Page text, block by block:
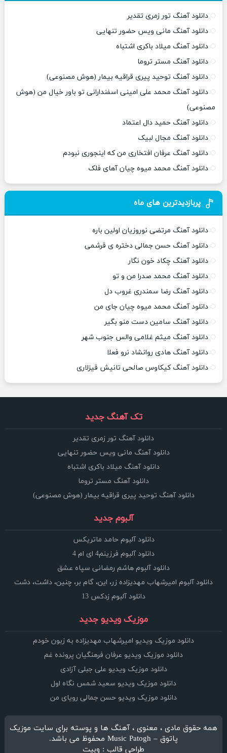
دانلود آهنگ تور زمری تقدیر
دانلود آهنگ مانی ویس حضور تنهایی
دانلود آهنگ میلاد باکری اشتباه
دانلود آهنگ مستر تروما
دانلود آهنگ توحید پیری قراقیه بیمار (هوش مصنوعی)
دانلود آهنگ محمد علی امینی اسفندارانی تو باور خیال من (هوش
مصنوعی)
دانلود آهنگ حمید دال اعتماد
دانلود آهنگ مجال لبیک
دانلود آهنگ عرفان افتخاری من که اینجوری نبودم
دانلود آهنگ محمد میوه چیان آهای فلک
پربازدیدترین های ماه
دانلود آهنگ مرتضی نوروزیان اولین باره
دانلود آهنگ حسن جمالی دختره ی قرشمی
دانلود آهنگ چکاد خون نگار
دانلود آهنگ محمد صدرا من و تو
دانلود آهنگ رضا سمندری غروب دل
دانلود آهنگ محمد میوه چیان جای من
دانلود آهنگ سامین دست منو بگیر
دانلود آهنگ میثم غلامی والس جنوب شهر
دانلود آهنگ هادی روانشاد نرو فعلا
دانلود آهنگ کیکاوس صالحی تانیش قیزلاری
تک آهنگ جدید
دانلود آهنگ تور زمری تقدیر
دانلود آهنگ مانی ویس حضور تنهایی
دانلود آهنگ میلاد باکری اشتباه
دانلود آهنگ مستر تروما
دانلود آهنگ توحید پیری قراقیه بیمار (هوش مصنوعی)
آلبوم جدید
دانلود آلبوم حامد ماتریکس
دانلود آلبوم فرزینم4 ای ام 4
دانلود آلبوم هاشم رمضانی سپاه عشق
دانلود آلبوم امیرشهاب مهدیزاده زر، این، گام بر، چنین، داشت، دشت
دانلود آلبوم زدکس 13
موزیک ویدیو جدید
دانلود موزیک ویدیو امیرشهاب مهدیزاده به زبون خودم
دانلود موزیک ویدیو عرفان فرهنگیان پرونده غم
دانلود موزیک ویدیو علی جبلی آزادی
دانلود موزیک ویدیو سعید شمس نگاه اول
دانلود موزیک ویدیو حسن جمالی رویای من
همه حقوق مادی ، معنوی ، آهنگ ها و پوسته برای سایت موزیک
پاتوق – Music Patogh محفوظ می باشد.
طراحی قالب : وبیت